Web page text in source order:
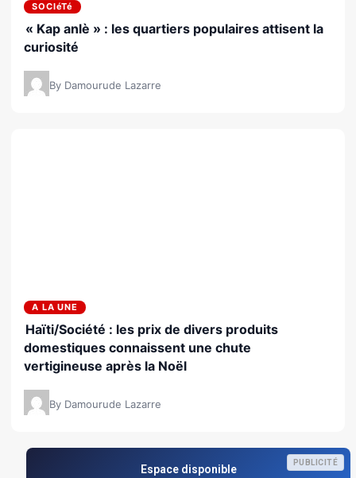
SOCIéTé
« Kap anlè » : les quartiers populaires attisent la
curiosité
By Damourude Lazarre
A LA UNE
Haïti/Société : les prix de divers produits
domestiques connaissent une chute
vertigineuse après la Noël
By Damourude Lazarre
PUBLICITÉ
Espace disponible